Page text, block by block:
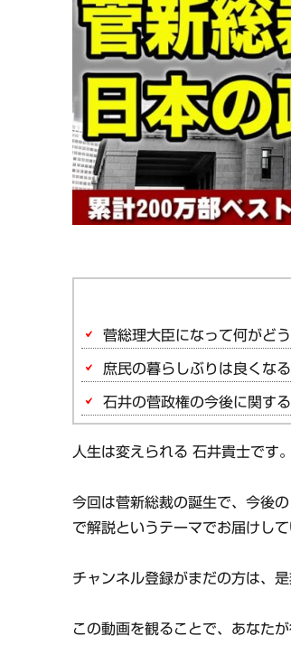
菅総理大臣になって何がど
庶民の暮らしぶりは良くな
石井の菅政権の今後に関す
人生は変えられる 石井貴士です。
今回は菅新総裁の誕生で、今後
で解説というテーマでお届けして
チャンネル登録がまだの方は、
この動画を観ることで、あなた